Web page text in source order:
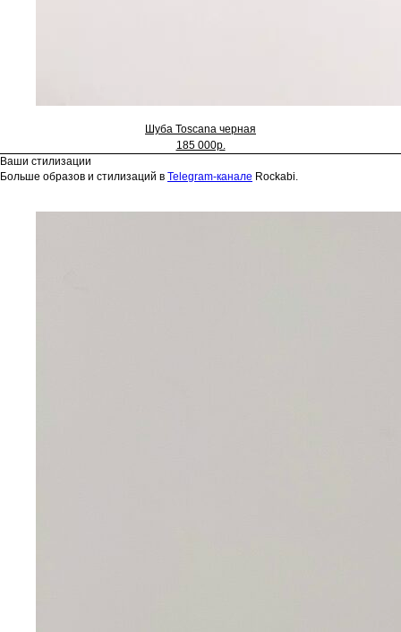
Шуба Toscana черная
185 000р.
Ваши стилизации
Больше образов и стилизаций в Telegram-канале Rockabi.